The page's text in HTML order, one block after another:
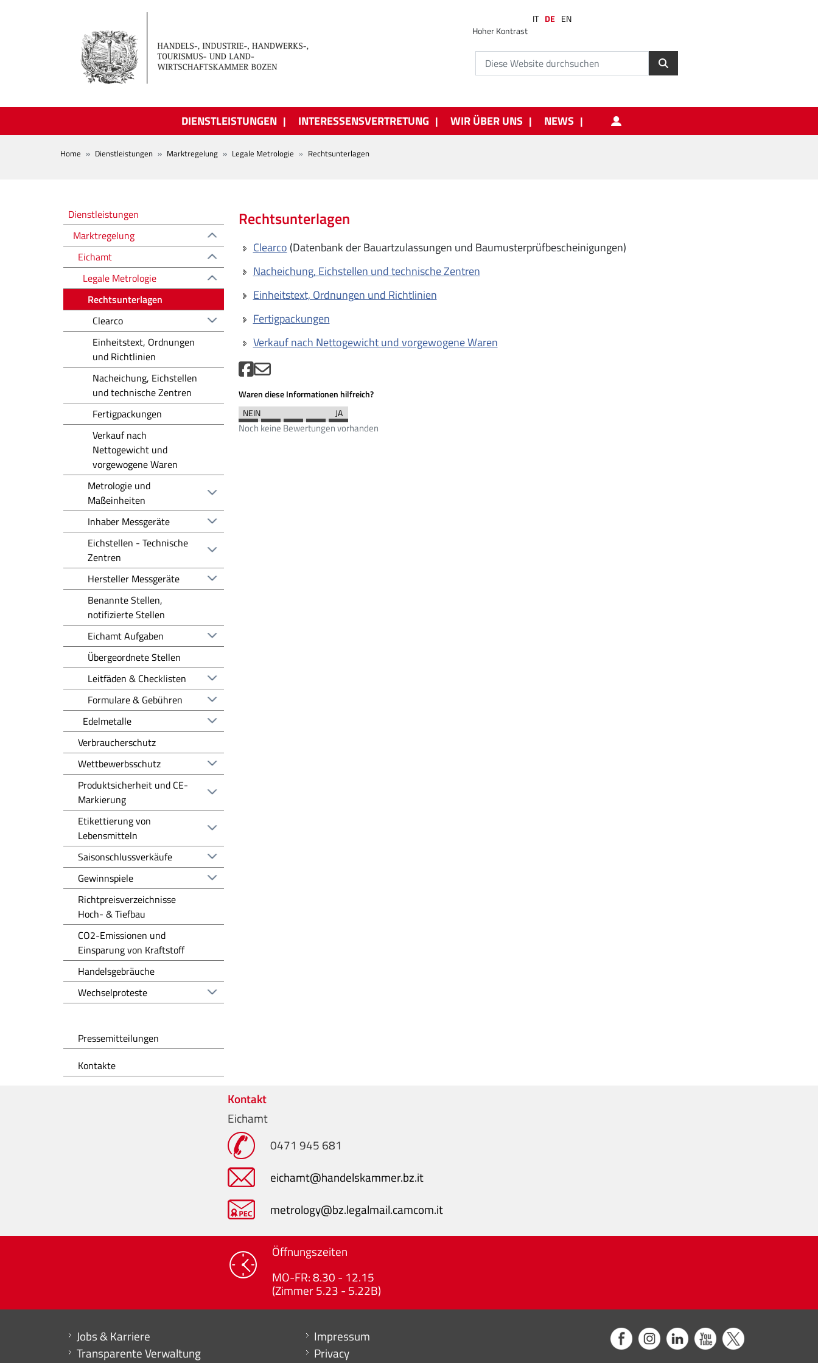
Hoher Kontrast
IT DE EN
DIENSTLEISTUNGEN INTERESSENSVERTRETUNG WIR ÜBER UNS NEWS
BREADCRUMB
Home Dienstleistungen Marktregelung Legale Metrologie Rechtsunterlagen
Rechtsunterlagen
Clearco (Datenbank der Bauartzulassungen und Baumusterprüfbescheinigungen)
Nacheichung, Eichstellen und technische Zentren
Einheitstext, Ordnungen und Richtlinien
Fertigpackungen
Verkauf nach Nettogewicht und vorgewogene Waren
Waren diese Informationen hilfreich?
Noch keine Bewertungen vorhanden
Regolazione del mercato
Dienstleistungen
Marktregelung
Eichamt
Legale Metrologie
Rechtsunterlagen
Clearco
Einheitstext, Ordnungen
und Richtlinien
Nacheichung, Eichstellen
und technische Zentren
Fertigpackungen
Verkauf nach
Nettogewicht und
vorgewogene Waren
Metrologie und
Maßeinheiten
Inhaber Messgeräte
Eichstellen - Technische
Zentren
Hersteller Messgeräte
Benannte Stellen,
notifizierte Stellen
Eichamt Aufgaben
Übergeordnete Stellen
Leitfäden & Checklisten
Formulare & Gebühren
Edelmetalle
Verbraucherschutz
Wettbewerbsschutz
Produktsicherheit und CE-
Markierung
Etikettierung von
Lebensmitteln
Saisonschlussverkäufe
Gewinnspiele
Richtpreisverzeichnisse
Hoch- & Tiefbau
CO2-Emissionen und
Einsparung von Kraftstoff
Handelsgebräuche
Wechselproteste
Pressemitteilungen
Kontakte
Kontakt
Eichamt
0471 945 681
eichamt@handelskammer.bz.it
metrology@bz.legalmail.camcom.it
Öffnungszeiten
MO-FR: 8.30 - 12.15
(Zimmer 5.23 - 5.22B)
Mini menu di servizio
Jobs & Karriere
Transparente Verwaltung
Menu footer
Impressum
Privacy